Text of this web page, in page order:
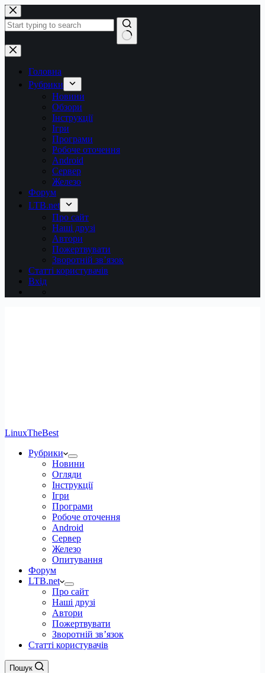
Перейти
до
вмісту
Немає
результатів
Головна
Рубрики
Новини
Обзори
Інструкції
Ігри
Програми
Робоче оточення
Android
Сервер
Железо
Форум
LTB.net
Про сайт
Наші друзі
Автори
Пожертвувати
Зворотній зв’язок
Статті користувачів
Вхід
LinuxTheBest
Рубрики
Новини
Огляди
Інструкції
Ігри
Програми
Робоче оточення
Android
Сервер
Железо
Опитування
Форум
LTB.net
Про сайт
Наші друзі
Автори
Пожертвувати
Зворотній зв’язок
Статті користувачів
Пошук